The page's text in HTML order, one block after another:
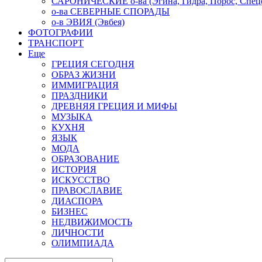
о-ва СЕВЕРНЫЕ СПОРАДЫ
о-в ЭВИЯ (Эвбея)
ФОТОГРАФИИ
ТРАНСПОРТ
Еще
ГРЕЦИЯ СЕГОДНЯ
ОБРАЗ ЖИЗНИ
ИММИГРАЦИЯ
ПРАЗДНИКИ
ДРЕВНЯЯ ГРЕЦИЯ И МИФЫ
МУЗЫКА
КУХНЯ
ЯЗЫК
МОДА
ОБРАЗОВАНИЕ
ИСТОРИЯ
ИСКУССТВО
ПРАВОСЛАВИЕ
ДИАСПОРА
БИЗНЕС
НЕДВИЖИМОСТЬ
ЛИЧНОСТИ
ОЛИМПИАДА